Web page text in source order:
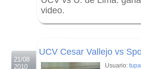
video.
21/08
2010
UCV Cesar Vallejo vs
Usuario: